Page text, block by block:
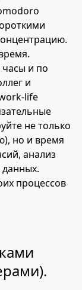
и по
и
life
не только
но и время
анализ
процессов